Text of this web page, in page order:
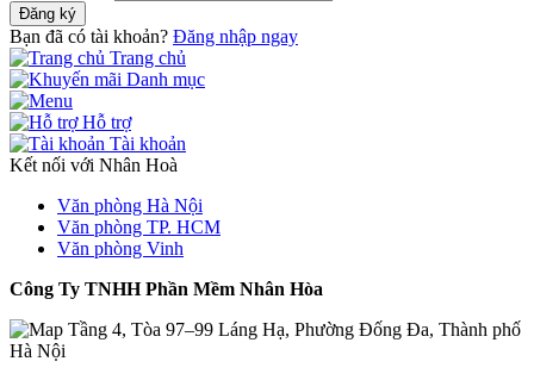
Đăng ký
Bạn đã có tài khoản? Đăng nhập ngay
Trang chủ
Danh mục
Hỗ trợ
Tài khoản
Kết nối với Nhân Hoà
Văn phòng Hà Nội
Văn phòng TP. HCM
Văn phòng Vinh
Công Ty TNHH Phần Mềm Nhân Hòa
Tầng 4, Tòa 97–99 Láng Hạ, Phường Đống Đa, Thành phố
Hà Nội